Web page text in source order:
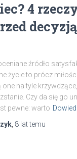
4
źródło
życie to prócz
na tyle
Czy da się go
pewne: warto
8 lattemu